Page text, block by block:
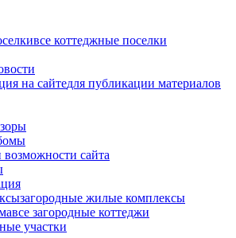
содержанию
все коттеджные поселки
на сайтедля публикации материалов
возможности сайта
загородные жилые комплексы
все загородные коттеджи
участки